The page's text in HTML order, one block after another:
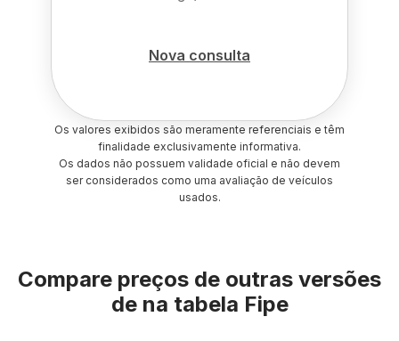
Nova consulta
Os valores exibidos são meramente referenciais e têm
finalidade exclusivamente informativa.
Os dados não possuem validade oficial e não devem
ser considerados como uma avaliação de veículos
usados.
Compare preços de outras versões
de na tabela Fipe